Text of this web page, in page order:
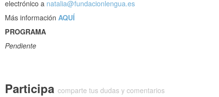
electrónico a natalia@fundacionlengua.es
Más información AQUÍ
PROGRAMA
Pendiente
Participa comparte tus dudas y comentarios